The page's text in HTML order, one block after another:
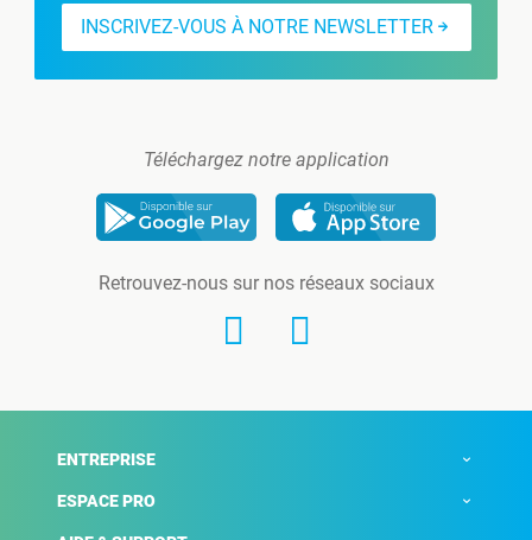
INSCRIVEZ-VOUS À NOTRE NEWSLETTER
Téléchargez notre application
Retrouvez-nous sur nos réseaux sociaux
ENTREPRISE
ESPACE PRO